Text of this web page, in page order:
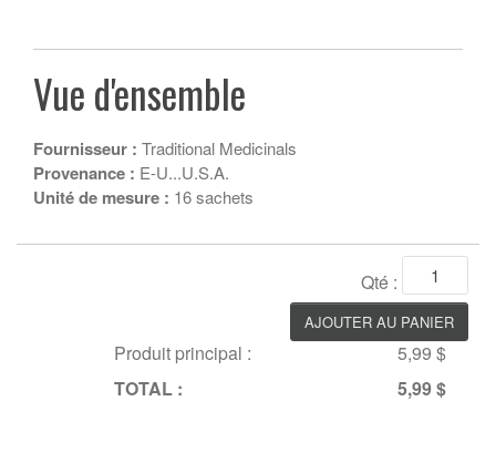
Vue d'ensemble
Fournisseur : Traditional Medicinals
Provenance : E-U...U.S.A.
Unité de mesure : 16 sachets
Qté :
Produit principal :
5,99 $
TOTAL :
5,99 $